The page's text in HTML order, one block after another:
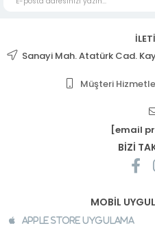
Sanayi Mah. Atatürk Cad.
Müşteri
[email
BİZİ
MOBİL
Apple Store Uygulama